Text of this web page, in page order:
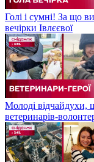
Голі і сумні! За що
вечірки Івлєєвої
Молоді відчайдухи,
ветеринарів-